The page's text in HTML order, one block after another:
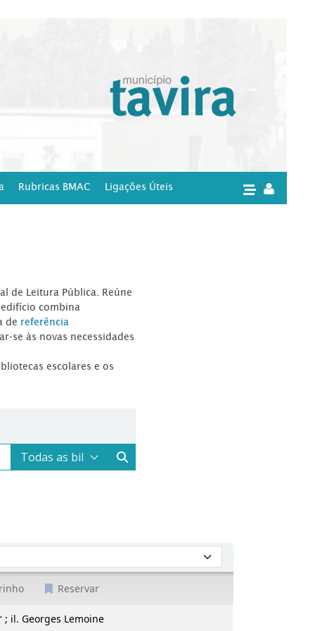
Rubricas BMAC Ligações Úteis
de Leitura Pública. Reúne
combina
de referência
se às novas necessidades
escolares e os
Reservar
; il. Georges Lemoine